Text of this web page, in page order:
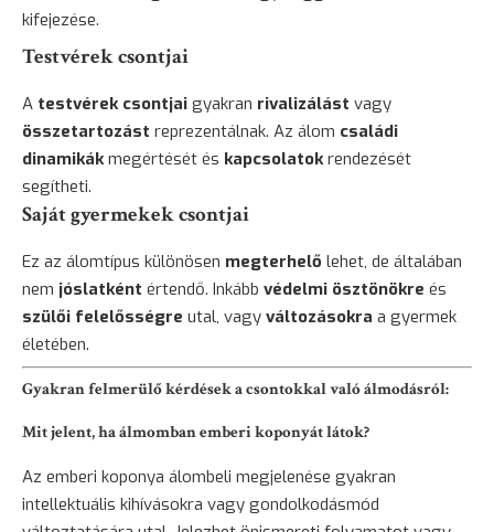
kifejezése.
Testvérek csontjai
A testvérek csontjai gyakran rivalizálást vagy
összetartozást reprezentálnak. Az álom családi
dinamikákmegértését és kapcsolatokrendezését
segítheti.
Saját gyermekek csontjai
Ez az álomtípus különösen megterhelő lehet, de általában
nem jóslatként értendő. Inkább védelmi ösztönökre és
szülői felelősségre utal, vagy változásokra a gyermek
életében.
Gyakran felmerülő kérdések a csontokkal való álmodásról:
Mit jelent, ha álmomban emberi koponyát látok?
Az emberi koponya álombeli megjelenése gyakran
intellektuális kihívásokra vagy gondolkodásmód